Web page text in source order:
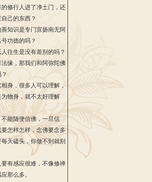
的修行人进了净土门，还
己的东西？
善知识是专门宣扬南无阿
功德的吗？
往生是没有差别的吗？
法缘，那我们和阿弥陀佛
身，很多人可以理解，
为物身，就不太好理解
不能随便信佛，一旦信
要怎样怎样，念佛要念多
天磕头，你做不到就别
要有感应很难，不像修禅
那么多。